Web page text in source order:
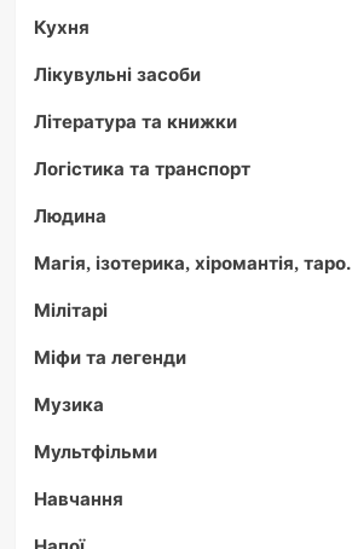
Кухня
Лікувульні засоби
Література та книжки
Логістика та транспорт
Людина
Магія, ізотерика, хіромантія, таро.
Мілітарі
Міфи та легенди
Музика
Мультфільми
Навчання